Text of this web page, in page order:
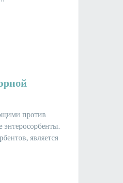
против
энтеросорбенты.
является